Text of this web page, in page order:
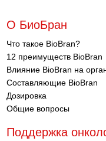
О БиоБран
Что такое BioBran?
12 преимуществ BioBran
Влияние BioBran на
Составляющие BioBran
Дозировка
Общие вопросы
Поддержка